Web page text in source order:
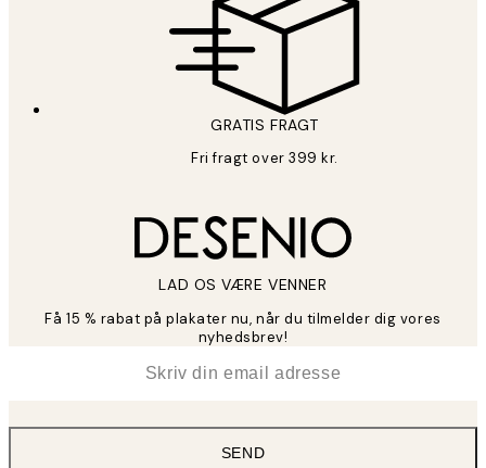
GRATIS FRAGT
Fri fragt over 399 kr.
LAD OS VÆRE VENNER
Få 15 % rabat på plakater nu, når du tilmelder dig vores
nyhedsbrev!
SEND